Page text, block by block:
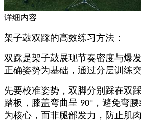
详细内容
架子鼓双踩的高效练习方法 ​：
双踩是架子鼓展现节奏密度与爆
正确姿势为基础，通过分层训练突
先要校准姿势，双脚分别踩在双
踏板，膝盖弯曲呈 90°，避免弯
为核心，而非腿部发力，防止肌肉